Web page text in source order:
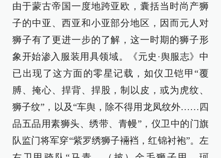
由于蒙古帝国一度地跨亚欧，囊括当时尚产狮
子的中亚、西亚和小亚部分地区，因而元人对
狮子有了更进一步的了解，这一时期的狮子形
象开始渗入服装用具领域。《元史·舆服志》中
已出现了这方面的零星记载，如仪卫铠甲“覆
膊、掩心、捍背、捍股，制以皮，或为虎纹、
狮子纹”，以及“车舆，除不得用龙凤纹外……四
品五品用素狮头、绣带、青幔”，仪卫中的门旗
队监门将军穿“紫罗绣狮子裲裆，红锦衬袍”。左